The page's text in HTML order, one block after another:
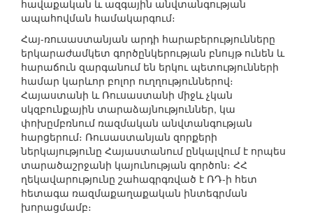
հավաքական և ազգային անվտանգության
ապահովման համակարգում։
Հայ-ռուսաստանյան արդի հարաբերությունները
երկարաժամկետ գործընկերության բնույթ ունեն և
հարաճուն զարգանում են երկու պետությունների
համար կարևոր բոլոր ուղղություններով։
Հայաստանի և Ռուսաստանի միջև չկան
սկզբունքային տարաձայնություններ, կա
փոխըմբռնում ռազմական անվտանգության
հարցերում։ Ռուսաստանյան զորքերի
ներկայությունը Հայաստանում ընկալվում է որպես
տարածաշրջանի կայունության գործոն։ ՀՀ
ղեկավարությունը շահագրգռված է ՌԴ-ի հետ
հետագա ռազմաքաղաքական ինտեգրման
խորացմամբ։